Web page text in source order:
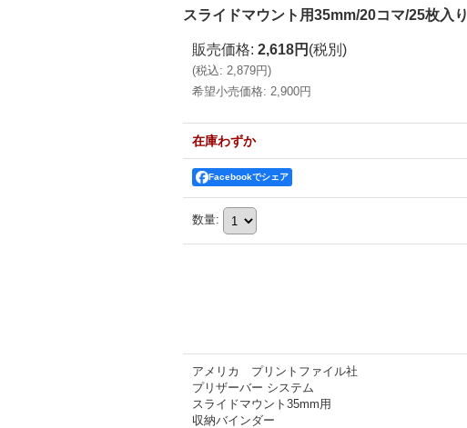
スライドマウント用35mm/20コマ/25枚入り
販売価格: 2,618円 (税別)
(税込: 2,879円)
希望小売価格: 2,900円
在庫わずか
Facebookでシェア
数量:
アメリカ プリントファイル社
プリザーバー システム
スライドマウント35mm用
収納バインダー